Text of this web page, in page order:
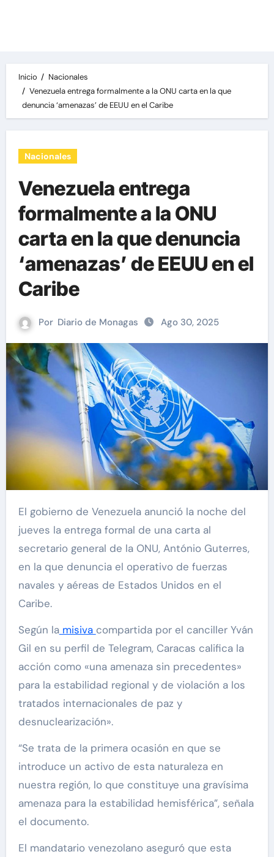
Inicio
Nacionales
Venezuela entrega formalmente a la ONU carta en la que
denuncia ‘amenazas’ de EEUU en el Caribe
Nacionales
Venezuela entrega
formalmente a la ONU
carta en la que denuncia
‘amenazas’ de EEUU en el
Caribe
Por Diario de Monagas Ago 30, 2025
El gobierno de Venezuela anunció la noche del
jueves la entrega formal de una carta al
secretario general de la ONU, António Guterres,
en la que denuncia el operativo de fuerzas
navales y aéreas de Estados Unidos en el
Caribe.
Según lamisiva compartida por el canciller Yván
Gil en su perfil de Telegram, Caracas califica la
acción como «una amenaza sin precedentes»
para la estabilidad regional y de violación a los
tratados internacionales de paz y
desnuclearización».
“Se trata de la primera ocasión en que se
introduce un activo de esta naturaleza en
nuestra región, lo que constituye una gravísima
amenaza para la estabilidad hemisférica”, señala
el documento.
El mandatario venezolano aseguró que esta